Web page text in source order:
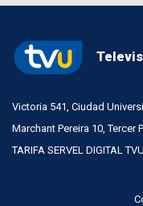
Victoria 541, Ciudad
Marchant Pereira 10, Tercer
TARIFA SERVEL DIGITAL